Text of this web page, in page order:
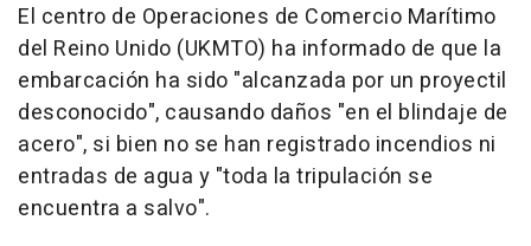
El centro de Operaciones de Comercio Marítimo
del Reino Unido (UKMTO) ha informado de que la
embarcación ha sido "alcanzada por un proyectil
desconocido", causando daños "en el blindaje de
acero", si bien no se han registrado incendios ni
entradas de agua y "toda la tripulación se
encuentra a salvo".